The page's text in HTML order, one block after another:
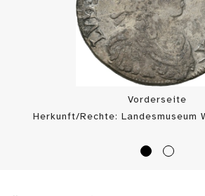
Vorderseite
Herkunft/Rechte: Landesmuseum